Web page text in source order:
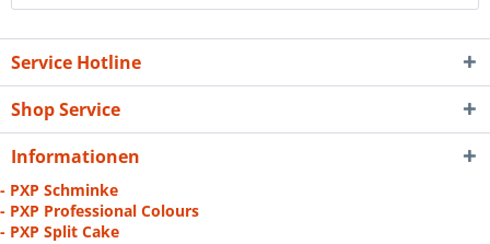
Service Hotline
Shop Service
Informationen
- PXP Schminke
- PXP Professional Colours
- PXP Split Cake